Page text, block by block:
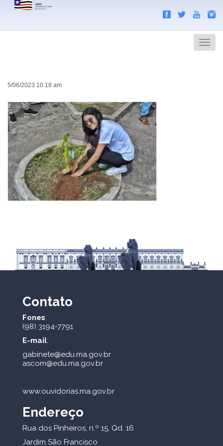
Menu
5/06/2023 10:18 am
Contato
Fones:
(98) 3194-7791
E-mail:
gabinete@edu.ma.gov.br
ascom@edu.ma.gov.br
www.ouvidorias.ma.gov.br
Endereço
Rua dos Pinheiros, n.º 15, Qd. 16
Jardim São Francisco